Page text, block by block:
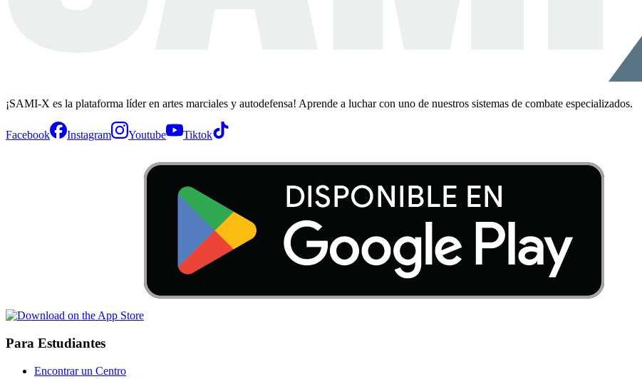
¡SAMI-X es la plataforma líder en artes marciales y autodefensa! Aprende a luchar con uno de nuestros sistemas de combate especializados.
Facebook Instagram Youtube Tiktok
Para Estudiantes
Encontrar un Centro